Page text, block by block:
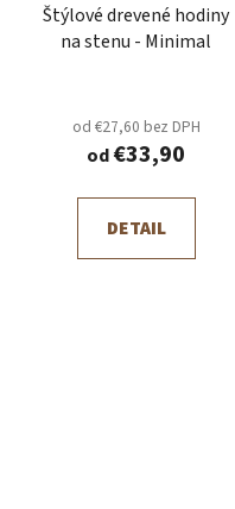
Štýlové drevené hodiny
na stenu - Minimal
od €27,60 bez DPH
od€33,90
DETAIL